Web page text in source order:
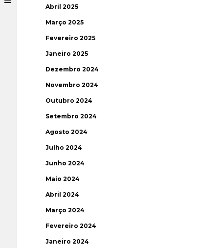
Abril 2025
Março 2025
Fevereiro 2025
Janeiro 2025
Dezembro 2024
Novembro 2024
Outubro 2024
Setembro 2024
Agosto 2024
Julho 2024
Junho 2024
Maio 2024
Abril 2024
Março 2024
Fevereiro 2024
Janeiro 2024